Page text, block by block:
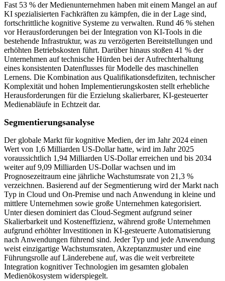
Fast 53 % der Medienunternehmen haben mit einem Mangel an auf
KI spezialisierten Fachkräften zu kämpfen, die in der Lage sind,
fortschrittliche kognitive Systeme zu verwalten. Rund 46 % stehen
vor Herausforderungen bei der Integration von KI-Tools in die
bestehende Infrastruktur, was zu verzögerten Bereitstellungen und
erhöhten Betriebskosten führt. Darüber hinaus stoßen 41 % der
Unternehmen auf technische Hürden bei der Aufrechterhaltung
eines konsistenten Datenflusses für Modelle des maschinellen
Lernens. Die Kombination aus Qualifikationsdefiziten, technischer
Komplexität und hohen Implementierungskosten stellt erhebliche
Herausforderungen für die Erzielung skalierbarer, KI-gesteuerter
Medienabläufe in Echtzeit dar.
Segmentierungsanalyse
Der globale Markt für kognitive Medien, der im Jahr 2024 einen
Wert von 1,6 Milliarden US-Dollar hatte, wird im Jahr 2025
voraussichtlich 1,94 Milliarden US-Dollar erreichen und bis 2034
weiter auf 9,09 Milliarden US-Dollar wachsen und im
Prognosezeitraum eine jährliche Wachstumsrate von 21,3 %
verzeichnen. Basierend auf der Segmentierung wird der Markt nach
Typ in Cloud und On-Premise und nach Anwendung in kleine und
mittlere Unternehmen sowie große Unternehmen kategorisiert.
Unter diesen dominiert das Cloud-Segment aufgrund seiner
Skalierbarkeit und Kosteneffizienz, während große Unternehmen
aufgrund erhöhter Investitionen in KI-gesteuerte Automatisierung
nach Anwendungen führend sind. Jeder Typ und jede Anwendung
weist einzigartige Wachstumsraten, Akzeptanzmuster und eine
Führungsrolle auf Länderebene auf, was die weit verbreitete
Integration kognitiver Technologien im gesamten globalen
Medienökosystem widerspiegelt.